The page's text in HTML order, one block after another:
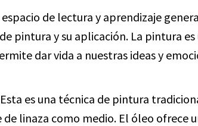
espacio de lectura y aprendizaje
pintura y su aplicación. La pintura
dar vida a nuestras ideas y
Esta es una técnica de pintura
de linaza como medio. El óleo ofrece